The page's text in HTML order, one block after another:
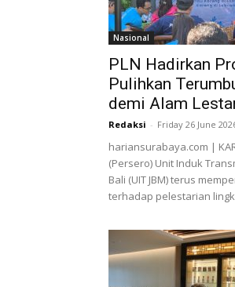
Nasional
PLN Hadirkan
Pulihkan
demi Alam
Redaksi - Friday 26 June
hariansurabaya.com |
(Persero) Unit Induk
Bali (UIT JBM) terus
terhadap pelestarian